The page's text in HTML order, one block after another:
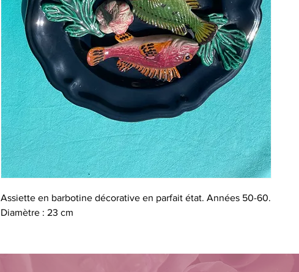
Assiette en barbotine décorative en parfait état. Années 50-60.
Diamètre : 23 cm